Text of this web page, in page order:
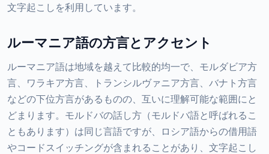
文字起こしを利用しています。
ルーマニア語の方言とアクセント
ルーマニア語は地域を越えて比較的均一で、モルダビア方
言、ワラキア方言、トランシルヴァニア方言、バナト方言
などの下位方言があるものの、互いに理解可能な範囲にと
どまります。モルドバの話し方（モルドバ語と呼ばれるこ
ともあります）は同じ言語ですが、ロシア語からの借用語
やコードスイッチングが含まれることがあり、文字起こし